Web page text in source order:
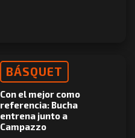
BÁSQUET
Con el mejor como
referencia: Bucha
entrena junto a
Campazzo